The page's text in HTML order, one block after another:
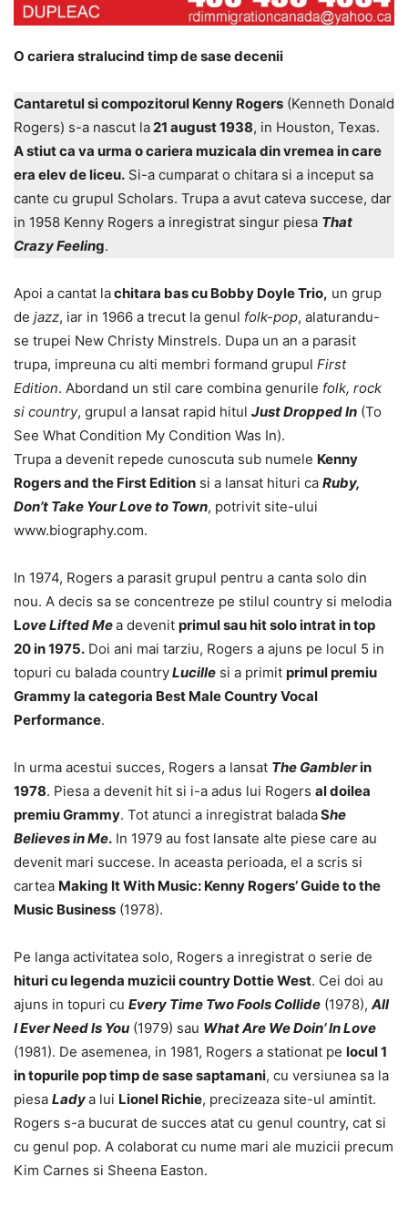
O cariera stralucind timp de sase decenii
Cantaretul si compozitorul Kenny Rogers (Kenneth Donald
Rogers) s-a nascut la21 august 1938, in Houston, Texas.
A stiut ca va urma o cariera muzicala din vremea in care
era elev de liceu. Si-a cumparat o chitara si a inceput sa
cante cu grupul Scholars. Trupa a avut cateva succese, dar
in 1958 Kenny Rogers a inregistrat singur piesa That
Crazy Feeling.
Apoi a cantat lachitara bas cu Bobby Doyle Trio, un grup
de jazz, iar in 1966 a trecut la genul folk-pop, alaturandu-
se trupei New Christy Minstrels. Dupa un an a parasit
trupa, impreuna cu alti membri formand grupul First
Edition. Abordand un stil care combina genurile folk, rock
si country, grupul a lansat rapid hitul Just Dropped In (To
See What Condition My Condition Was In).
Trupa a devenit repede cunoscuta sub numele Kenny
Rogers and the First Edition si a lansat hituri ca Ruby,
Don’t Take Your Love to Town, potrivit site-ului
www.biography.com.
In 1974, Rogers a parasit grupul pentru a canta solo din
nou. A decis sa se concentreze pe stilul country si melodia
Love Lifted Mea devenit primul sau hit solo intrat in top
20 in 1975. Doi ani mai tarziu, Rogers a ajuns pe locul 5 in
topuri cu balada countryLucille si a primit primul premiu
Grammy la categoria Best Male Country Vocal
Performance.
In urma acestui succes, Rogers a lansat The Gamblerin
1978. Piesa a devenit hit si i-a adus lui Rogers al doilea
premiu Grammy. Tot atunci a inregistrat baladaShe
Believes in Me. In 1979 au fost lansate alte piese care au
devenit mari succese. In aceasta perioada, el a scris si
cartea Making It With Music: Kenny Rogers’ Guide to the
Music Business (1978).
Pe langa activitatea solo, Rogers a inregistrat o serie de
hituri cu legenda muzicii country Dottie West. Cei doi au
ajuns in topuri cu Every Time Two Fools Collide (1978), All
I Ever Need Is You (1979) sau What Are We Doin’ In Love
(1981). De asemenea, in 1981, Rogers a stationat pe locul 1
in topurile pop timp de sase saptamani, cu versiunea sa la
piesa Ladya lui Lionel Richie, precizeaza site-ul amintit.
Rogers s-a bucurat de succes atat cu genul country, cat si
cu genul pop. A colaborat cu nume mari ale muzicii precum
Kim Carnes si Sheena Easton.